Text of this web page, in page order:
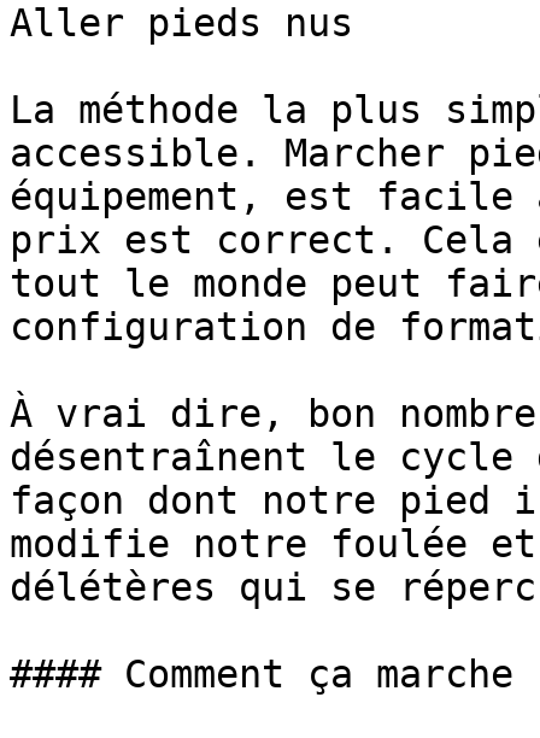
Aller pieds nus
La méthode la plus
accessible. Marcher
équipement, est
prix est correct. Cela
tout le monde peut
configuration de
À vrai dire, bon nombre
désentraînent le cycle
façon dont notre pied
modifie notre foulée et
délétères qui se
#### Comment ça marche